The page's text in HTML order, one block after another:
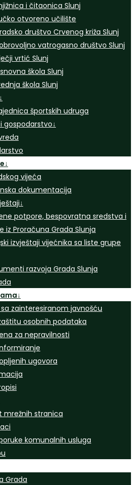
i čitaonica Slunj
otvoreno učilište
društvo Crvenog križa Slunj
vatrogasno društvo Slunj
vrtić Slunj
škola Slunj
škola Slunj
↓
športskih udruga
gospodarstvo↓
↓
vijeća
dokumentacija
↓
potpore, bespovratna sredstva i
iz Proračuna Grada Slunja
izvještaji vijećnika sa liste grupe
razvoja Grada Slunja
↓
zainteresiranom javnošću
osobnih podataka
za nepravilnosti
ugovora
mrežnih stranica
komunalnih usluga
Grada